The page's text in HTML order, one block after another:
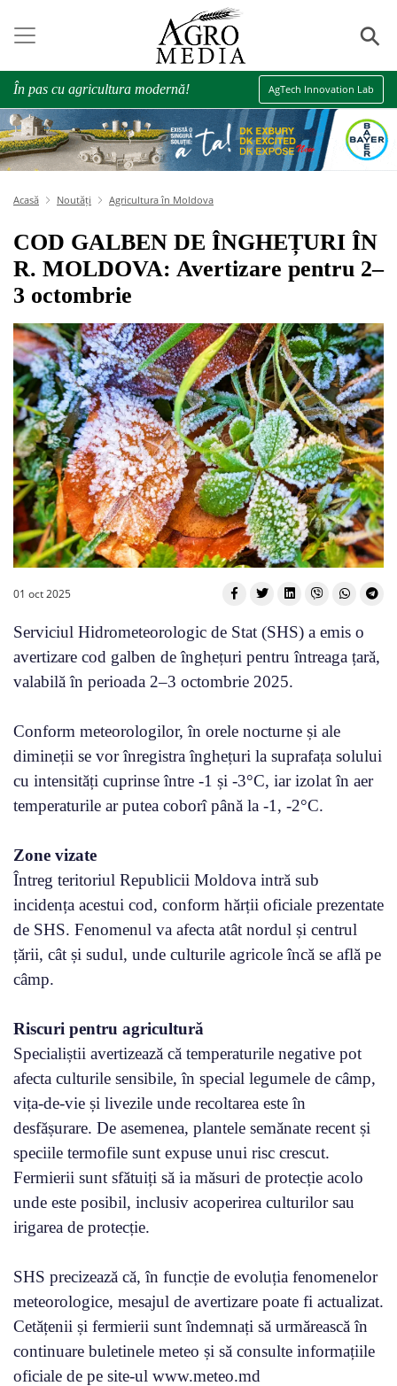
⚲
În pas cu agricultura modernă! AgTech Innovation Lab
Acasă Noutăți Agricultura în Moldova
COD GALBEN DE ÎNGHEȚURI ÎN
R. MOLDOVA: Avertizare pentru 2–
3 octombrie
01 oct 2025
Serviciul Hidrometeorologic de Stat (SHS) a emis o
avertizare cod galben de înghețuri pentru întreaga țară,
valabilă în perioada 2–3 octombrie 2025.
Conform meteorologilor, în orele nocturne și ale
dimineții se vor înregistra înghețuri la suprafața solului
cu intensități cuprinse între -1 și -3°C, iar izolat în aer
temperaturile ar putea coborî până la -1, -2°C.
Zone vizate
Întreg teritoriul Republicii Moldova intră sub
incidența acestui cod, conform hărții oficiale prezentate
de SHS. Fenomenul va afecta atât nordul și centrul
țării, cât și sudul, unde culturile agricole încă se află pe
câmp.
Riscuri pentru agricultură
Specialiștii avertizează că temperaturile negative pot
afecta culturile sensibile, în special legumele de câmp,
vița-de-vie și livezile unde recoltarea este în
desfășurare. De asemenea, plantele semănate recent și
speciile termofile sunt expuse unui risc crescut.
Fermierii sunt sfătuiți să ia măsuri de protecție acolo
unde este posibil, inclusiv acoperirea culturilor sau
irigarea de protecție.
SHS precizează că, în funcție de evoluția fenomenelor
meteorologice, mesajul de avertizare poate fi actualizat.
Cetățenii și fermierii sunt îndemnați să urmărească în
continuare buletinele meteo și să consulte informațiile
oficiale de pe site-ul www.meteo.md